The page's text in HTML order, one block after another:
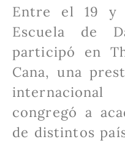
Entre el 19 y
Escuela de
participó en
Cana, una
congregó a
de distintos